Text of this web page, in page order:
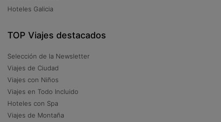
Hoteles Galicia
TOP Viajes destacados
Selección de la Newsletter
Viajes de Ciudad
Viajes con Niños
Viajes en Todo Incluido
Hoteles con Spa
Viajes de Montaña